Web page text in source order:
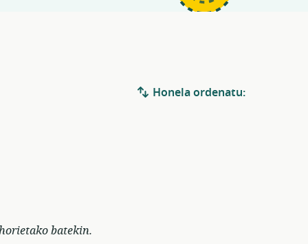
Honela ordenatu:
batekin.